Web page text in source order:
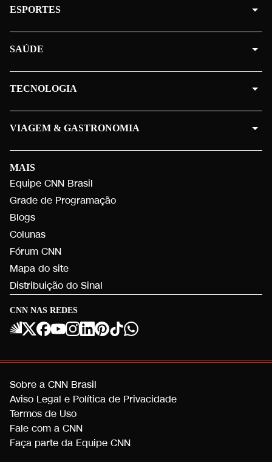
CNN NAS REDES
MAIS
Equipe CNN Brasil
Grade de Programação
Blogs
Colunas
Fórum CNN
Mapa do site
Distribuição do Sinal
ESPORTES
SAÚDE
TECNOLOGIA
VIAGEM & GASTRONOMIA
Sobre a CNN Brasil
Aviso Legal e Política de Privacidade
Termos de Uso
Fale com a CNN
Faça parte da Equipe CNN